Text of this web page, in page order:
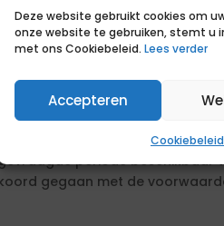
Deze website gebruikt cookies om
onze website te gebruiken, stemt u
met ons Cookiebeleid. Lees verder
Accepteren
Cookiebeleid
plaats. Daarnaast dient de
opdracht een geldig paspoort
periode beschikbaar
gegaan met de